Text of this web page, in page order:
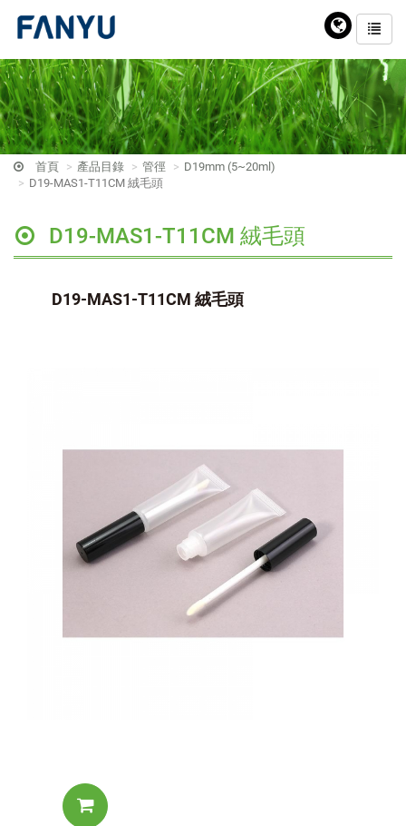
首頁 產品目錄 管徑
D19mm (5~20ml)
D19-MAS1-T11CM 絨毛頭
D19-MAS1-T11CM 絨毛頭
D19-MAS1-T11CM 絨毛頭